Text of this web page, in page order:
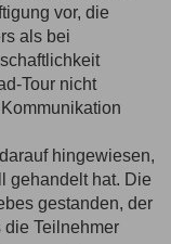
vor, die
als bei
Tour nicht
hingewiesen,
gehandelt hat. Die
gestanden, der
die Teilnehmer